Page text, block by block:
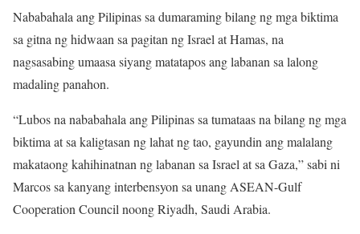
Nababahala ang Pilipinas sa dumaraming bilang ng mga biktima
sa gitna ng hidwaan sa pagitan ng Israel at Hamas, na
nagsasabing umaasa siyang matatapos ang labanan sa lalong
madaling panahon.
“Lubos na nababahala ang Pilipinas sa tumataas na bilang ng mga
biktima at sa kaligtasan ng lahat ng tao, gayundin ang malalang
makataong kahihinatnan ng labanan sa Israel at sa Gaza,” sabi ni
Marcos sa kanyang interbensyon sa unang ASEAN-Gulf
Cooperation Council noong Riyadh, Saudi Arabia.